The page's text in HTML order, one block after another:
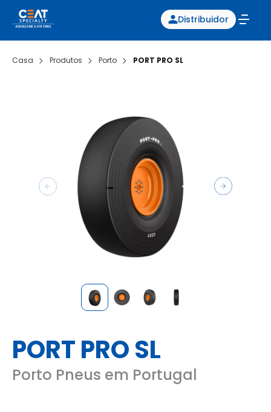
Distribuidor
Casa Produtos Porto PORT PRO SL
PORT PRO SL
Porto Pneus em Portugal